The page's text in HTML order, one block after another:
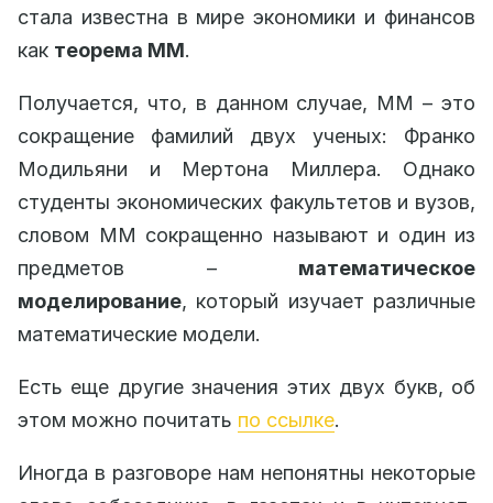
стала известна в мире экономики и финансов
как теорема ММ.
Получается, что, в данном случае, ММ – это
сокращение фамилий двух ученых: Франко
Модильяни и Мертона Миллера. Однако
студенты экономических факультетов и вузов,
словом ММ сокращенно называют и один из
предметов – математическое
моделирование, который изучает различные
математические модели.
Есть еще другие значения этих двух букв, об
этом можно почитать по ссылке.
Иногда в разговоре нам непонятны некоторые